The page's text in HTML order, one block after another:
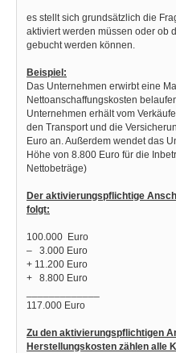
es stellt sich grundsätzlich die
aktiviert werden müssen oder ob
gebucht werden können.
Beispiel:
Das Unternehmen erwirbt eine
Nettoanschaffungskosten
Unternehmen erhält vom
den Transport und die
Euro an. Außerdem wendet das
Höhe von 8.800 Euro für die
Nettobeträge)
Der aktivierungspflichtige
folgt:
100.000 Euro
– 3.000 Euro
+ 11.200 Euro
+ 8.800 Euro
117.000 Euro
Zu den aktivierungspflichtigen
Herstellungskosten zählen alle